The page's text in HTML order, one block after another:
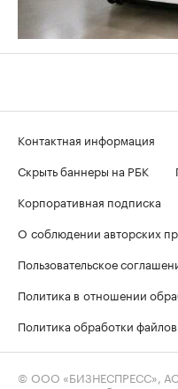
Контактная информация
Скрыть баннеры на РБК
Корпоративная подписка
О соблюдении авторских
Пользовательское
Политика в отношении
Политика обработки
© ООО «БИЗНЕСПРЕСС»,